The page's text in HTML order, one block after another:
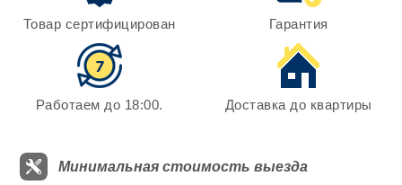
Товар сертифицирован Гарантия
Работаем до 18:00. Доставка до квартиры
Минимальная стоимость выезда